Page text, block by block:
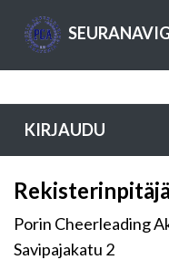
KIRJAUDU
Rekisterinpitäjä
Porin Cheerleading
Savipajakatu 2